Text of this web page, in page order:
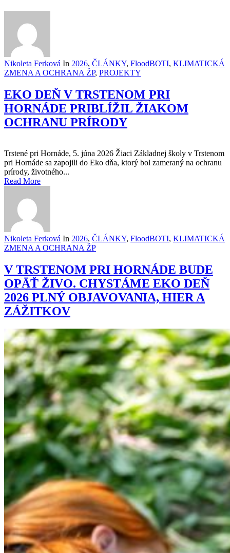
Nikoleta Ferková In 2026, ČLÁNKY, FloodBOTI, KLIMATICKÁ
ZMENA A OCHRANA ŽP, PROJEKTY
EKO DEŇ V TRSTENOM PRI
HORNÁDE PRIBLÍŽIL ŽIAKOM
OCHRANU PRÍRODY
Trstené pri Hornáde, 5. júna 2026 Žiaci Základnej školy v Trstenom
pri Hornáde sa zapojili do Eko dňa, ktorý bol zameraný na ochranu
prírody, životného...
Read More
Nikoleta Ferková In 2026, ČLÁNKY, FloodBOTI, KLIMATICKÁ
ZMENA A OCHRANA ŽP
V TRSTENOM PRI HORNÁDE BUDE
OPÄŤ ŽIVO. CHYSTÁME EKO DEŇ
2026 PLNÝ OBJAVOVANIA, HIER A
ZÁŽITKOV